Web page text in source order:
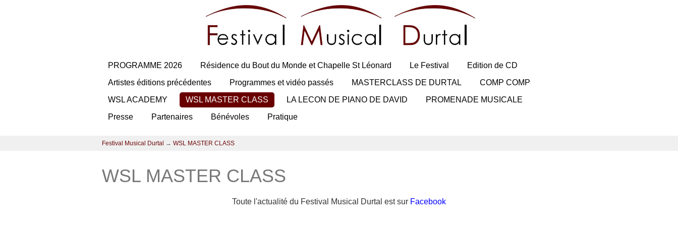
PROGRAMME 2026 Résidence du Bout du Monde et Chapelle St Léonard Le Festival
Edition de CD
Artistes éditions précédentes
Programmes et vidéo passés MASTERCLASS DE DURTAL
COMP COMP
WSL ACADEMY
WSL MASTER CLASS LA LECON DE PIANO DE DAVID
PROMENADE MUSICALE
Presse
Partenaires Bénévoles Pratique
Festival Musical Durtal → WSL MASTER CLASS
WSL MASTER CLASS
Toute l'actualité du Festival Musical Durtal est sur Facebook